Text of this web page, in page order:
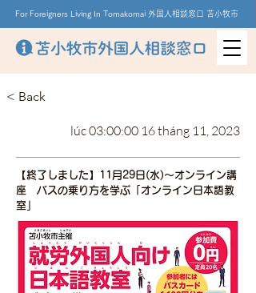
For Foreigners Living In Tomakomai 外国人相談窓口 苫小牧市
< Back
lúc 03:00:00 16 tháng 11, 2023
【終了しました】11月29日(水)～オンライン講
座 バスの乗り方を学ぶ「オンライン日本語教
室」